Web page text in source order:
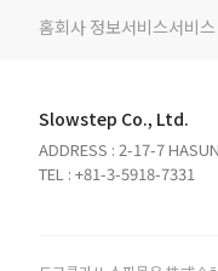
홈회사 정보서비스서비
Slowstep Co., Ltd.
ADDRESS : 2-17-7
TEL : +81-3-5918-7331